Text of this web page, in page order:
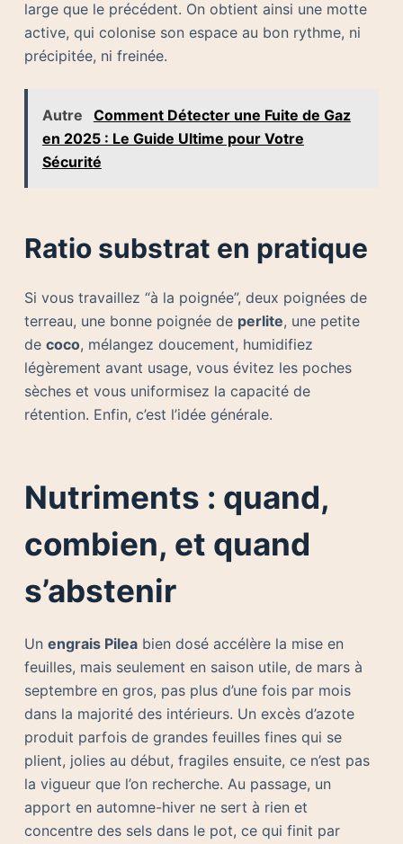
large que le précédent. On obtient ainsi une motte
active, qui colonise son espace au bon rythme, ni
précipitée, ni freinée.
Autre
Comment Détecter une Fuite de Gaz
en 2025 : Le Guide Ultime pour Votre
Sécurité
Ratio substrat en pratique
Si vous travaillez “à la poignée”, deux poignées de
terreau, une bonne poignée de perlite, une petite
de coco, mélangez doucement, humidifiez
légèrement avant usage, vous évitez les poches
sèches et vous uniformisez la capacité de
rétention. Enfin, c’est l’idée générale.
Nutriments : quand,
combien, et quand
s’abstenir
Un engrais Pileabien dosé accélère la mise en
feuilles, mais seulement en saison utile, de mars à
septembre en gros, pas plus d’une fois par mois
dans la majorité des intérieurs. Un excès d’azote
produit parfois de grandes feuilles fines qui se
plient, jolies au début, fragiles ensuite, ce n’est pas
la vigueur que l’on recherche. Au passage, un
apport en automne-hiver ne sert à rien et
concentre des sels dans le pot, ce qui finit par